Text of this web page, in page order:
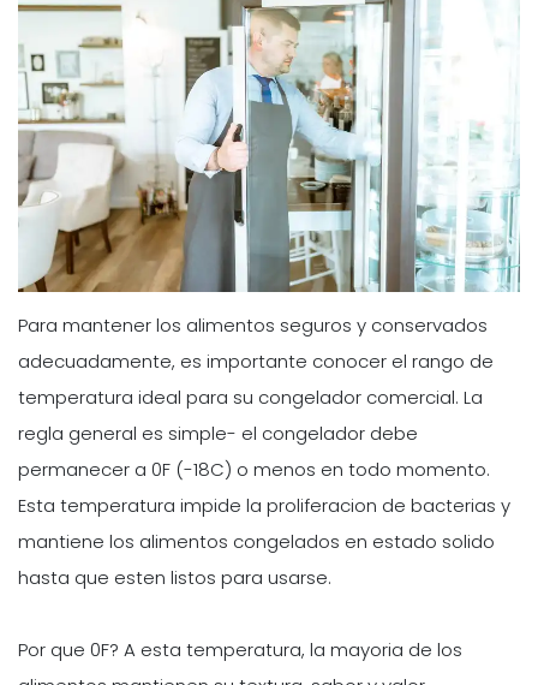
Para mantener los alimentos seguros y conservados
adecuadamente, es importante conocer el rango de
temperatura ideal para su congelador comercial. La
regla general es simple- el congelador debe
permanecer a 0F (-18C) o menos en todo momento.
Esta temperatura impide la proliferacion de bacterias y
mantiene los alimentos congelados en estado solido
hasta que esten listos para usarse.
Por que 0F? A esta temperatura, la mayoria de los